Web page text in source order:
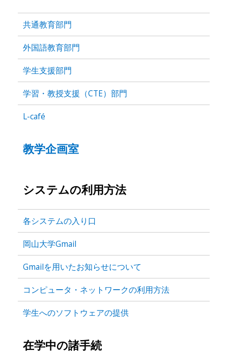
共通教育部門
外国語教育部門
学生支援部門
学習・教授支援（CTE）部門
L-café
教学企画室
システムの利用方法
各システムの入り口
岡山大学Gmail
Gmailを用いたお知らせについて
コンピュータ・ネットワークの利用方法
学生へのソフトウェアの提供
在学中の諸手続